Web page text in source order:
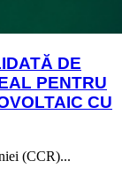
DE
PENTRU
CU
(CCR)...